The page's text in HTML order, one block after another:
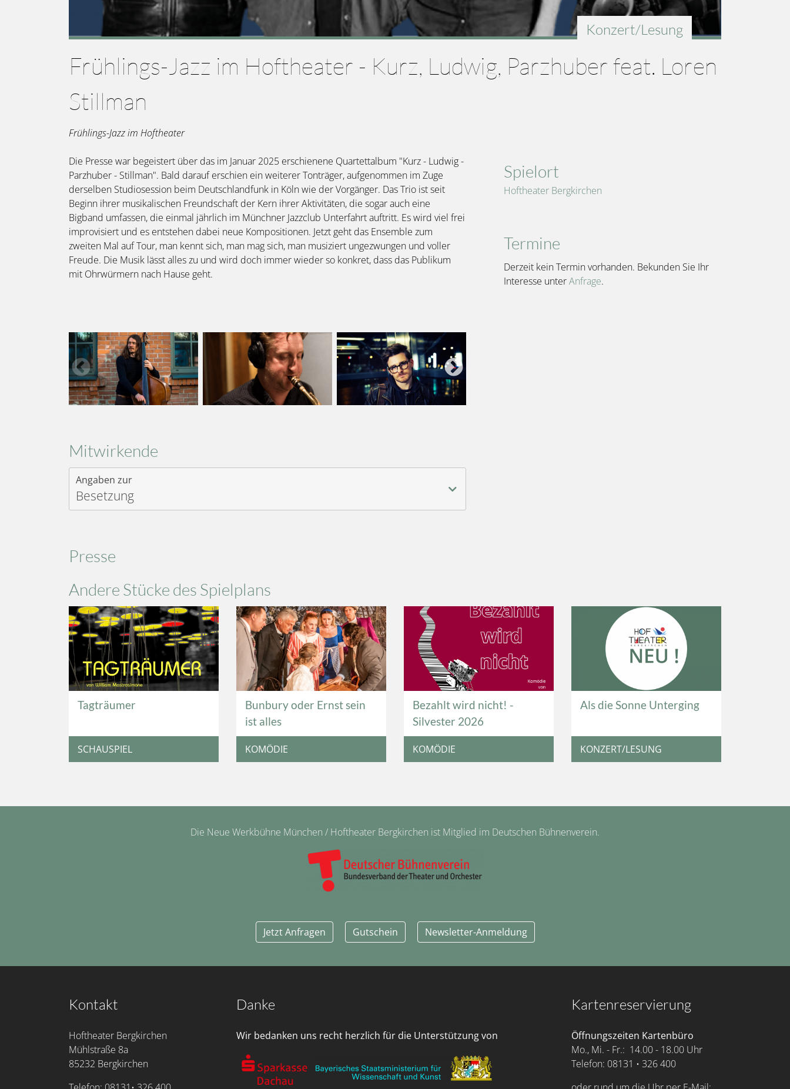
Konzert/Lesung
Frühlings-Jazz im Hoftheater - Kurz, Ludwig, Parzhuber feat. Loren
Stillman
Frühlings-Jazz im Hoftheater
Die Presse war begeistert über das im Januar 2025 erschienene Quartettalbum "Kurz - Ludwig -
Parzhuber - Stillman". Bald darauf erschien ein weiterer Tonträger, aufgenommen im Zuge
derselben Studiosession beim Deutschlandfunk in Köln wie der Vorgänger. Das Trio ist seit
Beginn ihrer musikalischen Freundschaft der Kern ihrer Aktivitäten, die sogar auch eine
Bigband umfassen, die einmal jährlich im Münchner Jazzclub Unterfahrt auftritt. Es wird viel frei
improvisiert und es entstehen dabei neue Kompositionen. Jetzt geht das Ensemble zum
zweiten Mal auf Tour, man kennt sich, man mag sich, man musiziert ungezwungen und voller
Freude. Die Musik lässt alles zu und wird doch immer wieder so konkret, dass das Publikum
mit Ohrwürmern nach Hause geht.
Mitwirkende
Angaben zur
Besetzung
Presse
Spielort
Hoftheater Bergkirchen
Termine
Derzeit kein Termin vorhanden. Bekunden Sie Ihr
Interesse unterAnfrage.
Andere Stücke des Spielplans
Tagträumer
SCHAUSPIEL
Bunbury oder Ernst sein
ist alles
KOMÖDIE
Bezahlt wird nicht! -
Silvester 2026
KOMÖDIE
Als die Sonne Unterging
KONZERT/LESUNG
Die Neue Werkbühne München / Hoftheater Bergkirchen ist Mitglied im Deutschen Bühnenverein.
Jetzt Anfragen Gutschein Newsletter-Anmeldung
Kontakt
Hoftheater Bergkirchen
Mühlstraße 8a
85232 Bergkirchen
Danke
Wir bedanken uns recht herzlich für die Unterstützung von
Kartenreservierung
Öffnungszeiten Kartenbüro
Mo., Mi. - Fr.: 14.00 - 18.00 Uhr
Telefon: 08131 • 326 400